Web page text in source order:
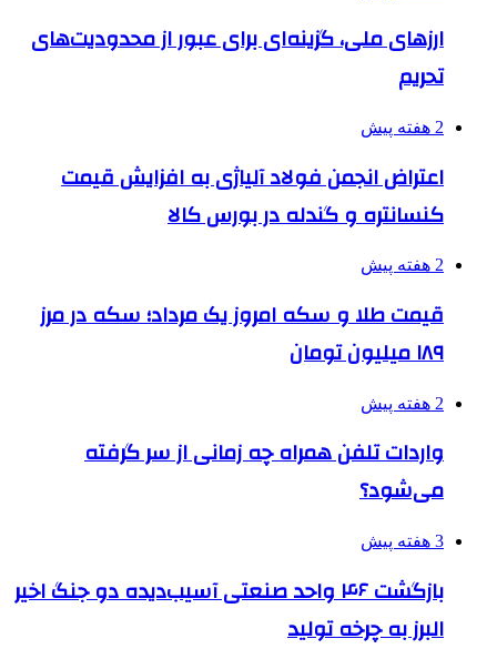
ارزهای ملی، گزینه‌ای برای عبور از محدودیت‌های
تحریم
2 هفته پیش
اعتراض انجمن فولاد آلیاژی به افزایش قیمت
کنسانتره و گندله در بورس کالا
2 هفته پیش
قیمت طلا و سکه امروز یک مرداد؛ سکه در مرز
۱۸۹ میلیون تومان
2 هفته پیش
واردات تلفن همراه چه زمانی از سر گرفته
می‌شود؟
3 هفته پیش
بازگشت ۴۶ واحد صنعتی آسیب‌دیده دو جنگ اخیر
البرز به چرخه تولید